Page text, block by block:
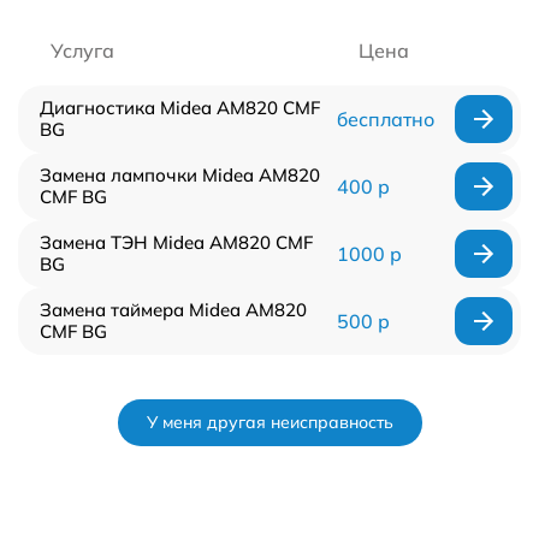
Услуга Цена
Диагностика Midea AM820 CMF
BG
бесплатно
Замена лампочки Midea AM820
CMF BG
400 р
Замена ТЭН Midea AM820 CMF
BG
1000 р
Замена таймера Midea AM820
CMF BG
500 р
У меня другая неисправность